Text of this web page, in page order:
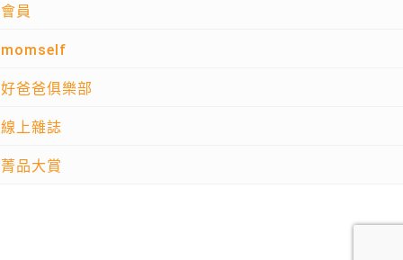
會員
momself
好爸爸俱樂部
線上雜誌
菁品大賞